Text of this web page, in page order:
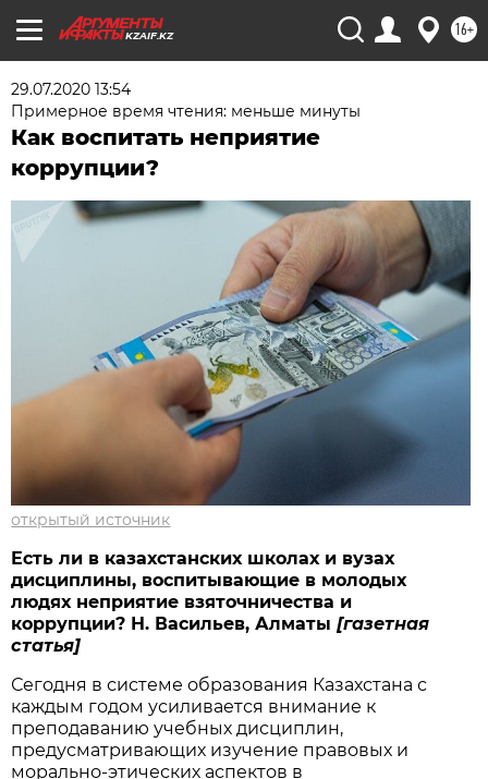
KZAIF.KZ 16+
29.07.2020 13:54
Примерное время чтения: меньше минуты
Как воспитать неприятие
коррупции?
открытый источник
Есть ли в казахстанских школах и вузах
дисциплины, воспитывающие в молодых
людях неприятие взяточничества и
коррупции? Н. Васильев, Алматы[газетная
статья]
Сегодня в системе образования Казахстана с
каждым годом усиливается внимание к
преподаванию учебных дисциплин,
предусматривающих изучение правовых и
морально-этических аспектов в